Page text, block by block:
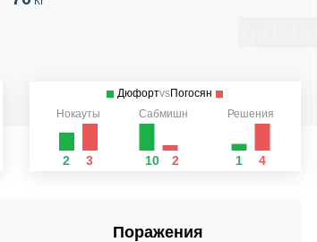
ДюфортvsПогосян
Нокауты
2 3
Сабмишн
10 2
Решения
1 4
Поражения